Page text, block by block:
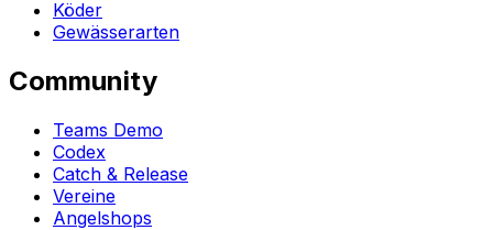
Köder
Gewässerarten
Community
Teams Demo
Codex
Catch & Release
Vereine
Angelshops